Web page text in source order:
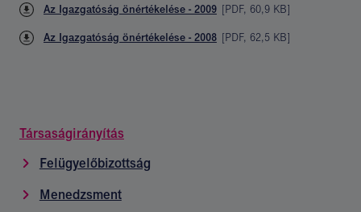
Az Igazgatóság önértékelése - 2009 [PDF, 60,9 KB]
Az Igazgatóság önértékelése - 2008 [PDF, 62,5 KB]
Társaságirányítás
Felügyelőbizottság
Menedzsment